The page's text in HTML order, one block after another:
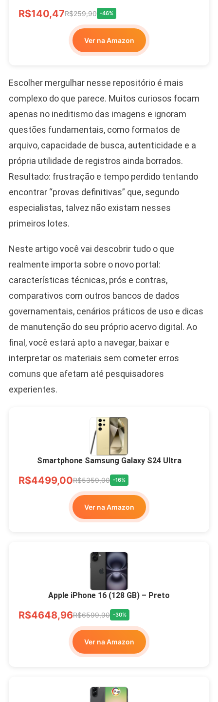
R$140,47R$259,90 -46%
Ver na Amazon
Escolher mergulhar nesse repositório é mais
complexo do que parece. Muitos curiosos focam
apenas no ineditismo das imagens e ignoram
questões fundamentais, como formatos de
arquivo, capacidade de busca, autenticidade e a
própria utilidade de registros ainda borrados.
Resultado: frustração e tempo perdido tentando
encontrar “provas definitivas” que, segundo
especialistas, talvez não existam nesses
primeiros lotes.
Neste artigo você vai descobrir tudo o que
realmente importa sobre o novo portal:
características técnicas, prós e contras,
comparativos com outros bancos de dados
governamentais, cenários práticos de uso e dicas
de manutenção do seu próprio acervo digital. Ao
final, você estará apto a navegar, baixar e
interpretar os materiais sem cometer erros
comuns que afetam até pesquisadores
experientes.
Smartphone Samsung Galaxy S24 Ultra
R$4499,00R$5359,00 -16%
Ver na Amazon
Apple iPhone 16 (128 GB) – Preto
R$4648,96R$6599,90 -30%
Ver na Amazon